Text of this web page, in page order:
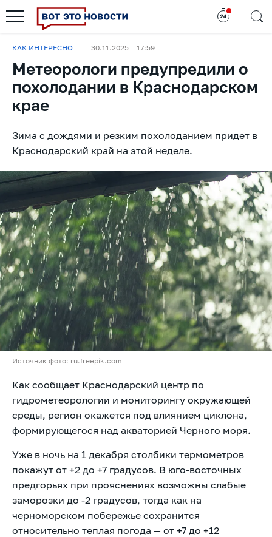
КАК ИНТЕРЕСНО 30.11.2025 17:59
Метеорологи предупредили о
похолодании в Краснодарском
крае
Зима с дождями и резким похолоданием придет в
Краснодарский край на этой неделе.
Источник фото: ru.freepik.com
Как сообщает Краснодарский центр по
гидрометеорологии и мониторингу окружающей
среды, регион окажется под влиянием циклона,
формирующегося над акваторией Черного моря.
Уже в ночь на 1 декабря столбики термометров
покажут от +2 до +7 градусов. В юго-восточных
предгорьях при прояснениях возможны слабые
заморозки до -2 градусов, тогда как на
черноморском побережье сохранится
относительно теплая погода — от +7 до +12